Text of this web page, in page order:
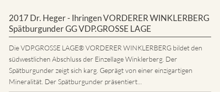
2017 Dr. Heger - Ihringen VORDERER WINKLERBERG
Spätburgunder GG VDP.GROSSE LAGE
Die VDP.GROSSE LAGE® VORDERER WINKLERBERG bildet den
südwestlichen Abschluss der Einzellage Winklerberg. Der
Spätburgunder zeigt sich karg. Geprägt von einer einzigartigen
Mineralität. Der Spätburgunder präsentiert...